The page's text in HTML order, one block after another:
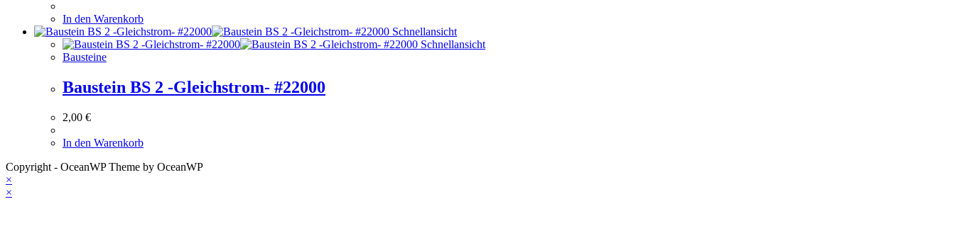
In den Warenkorb
Schnellansicht
Schnellansicht
Bausteine
Baustein BS 2 -Gleichstrom- #22000
2,00 €
In den Warenkorb
Copyright - OceanWP Theme by OceanWP
×
×